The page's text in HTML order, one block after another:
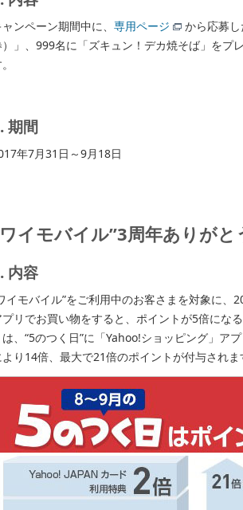
ンペーン期間中に、 専用ページ
から応募
」、999名に「ズキュン！デカ焼そば」をプ
期間
年7月31日～9月18日
イモバイル”3周年ありが
内容
イモバイル”をご利用中のお客さまを対象に、
リでお買い物をすると、ポイントが5倍にな
、“5のつく日”に「Yahoo!ショッピング」ア
り14倍、最大で21倍のポイントが付与されま